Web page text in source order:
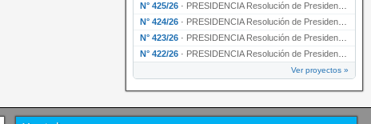
N° 425/26 · PRESIDENCIA Resolución de Presidencia N° 212/26 declarando de interés provincial el “50° A…
N° 424/26 · PRESIDENCIA Resolución de Presidencia Nº 210/26 declarando de interés provincial el proyec…
N° 423/26 · PRESIDENCIA Resolución de Presidencia Nº 209/26 declarando de interés provincial la presen…
N° 422/26 · PRESIDENCIA Resolución de Presidencia N° 200/26 para su ratificación.
Ver proyectos »